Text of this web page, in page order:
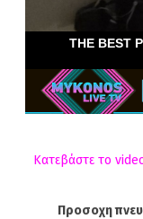
Κατεβάστε το
Προσοχη